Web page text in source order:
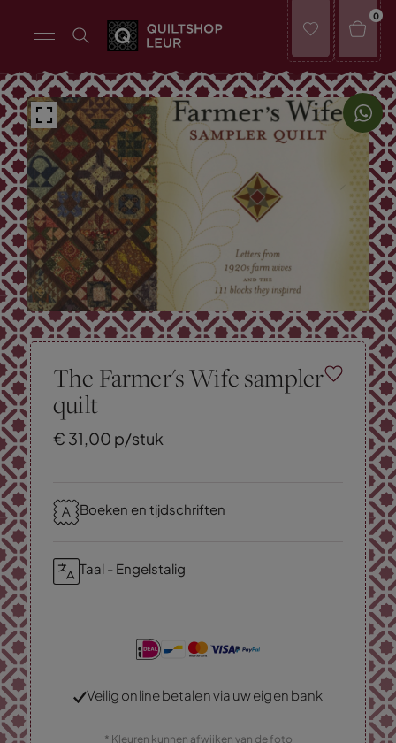
0
The Farmer's Wife sampler
quilt
€ 31,00 p/stuk
Boeken en tijdschriften
Taal - Engelstalig
Veilig online betalen via uw eigen bank
* Kleuren kunnen afwijken van de foto